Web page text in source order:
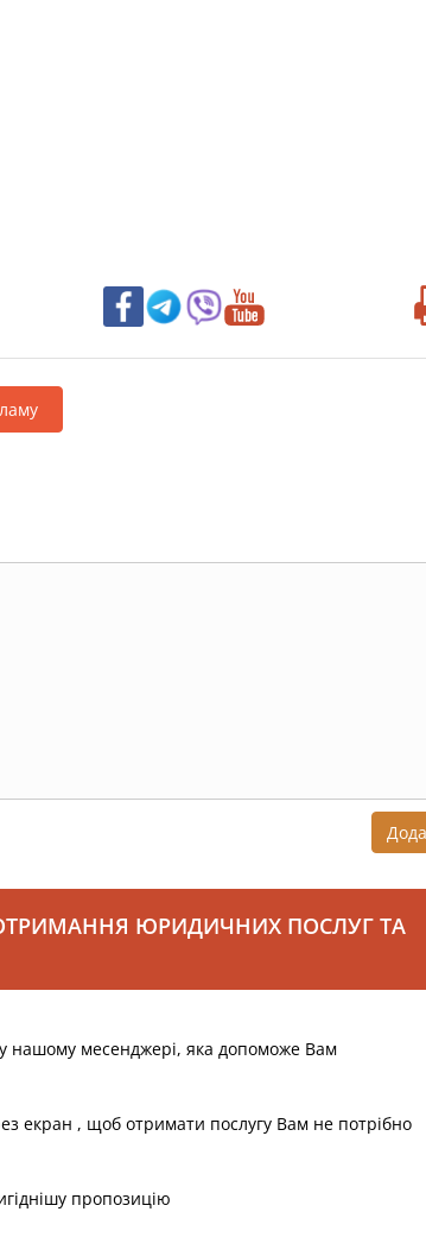
ЮРИДИЧНИХ ПОСЛУГ ТА
нашому месенджері, яка допоможе Вам
екран , щоб отримати послугу Вам не потрібно
пропозицію